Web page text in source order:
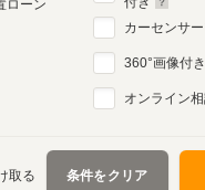
ローン
カーセンサ
360°画像付
オンライン
取る 条件をクリア